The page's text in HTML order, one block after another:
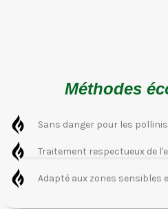
Méthodes
Sans danger pour les
Traitement respectueux de
Adapté aux zones sensibles